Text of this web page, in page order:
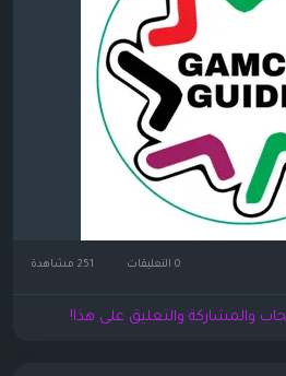
0 التعليقات
والمشاركة والتعليق على هذا!